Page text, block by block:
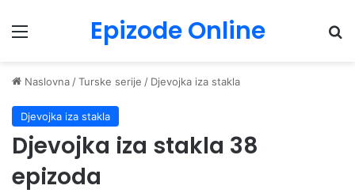
Menu Epizode Online
Naslovna /Turske serije / Djevojka iza stakla
Djevojka iza stakla
Djevojka iza stakla 38
epizoda